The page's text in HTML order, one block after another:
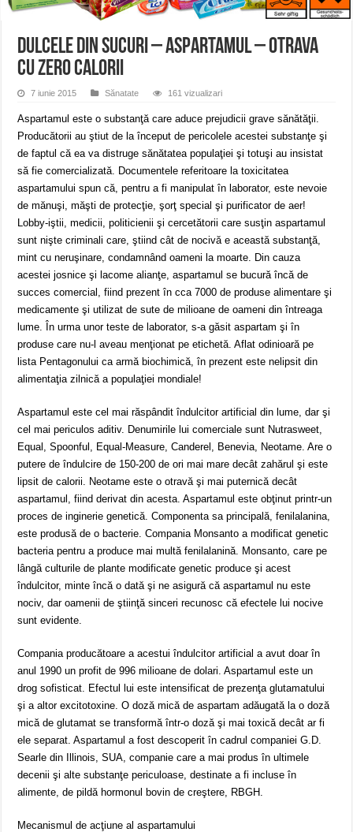
ANUNȚ OPRIRE APĂ în Reșița – avarie – 04.08.2026 – str. Văliugului și
DULCELE DIN SUCURI – ASPARTAMUL – OTRAVA
CU ZERO CALORII
7 iunie 2015 Sănatate 161 vizualizari
Aspartamul este o substanţă care aduce prejudicii grave sănătăţii.
Producătorii au ştiut de la început de pericolele acestei substanţe şi
de faptul că ea va distruge sănătatea populaţiei şi totuşi au insistat
să fie comercializată. Documentele referitoare la toxicitatea
aspartamului spun că, pentru a fi manipulat în laborator, este nevoie
de mănuşi, măşti de protecţie, şorţ special şi purificator de aer!
Lobby-iştii, medicii, politicienii şi cercetătorii care susţin aspartamul
sunt nişte criminali care, ştiind cât de nocivă e această substanţă,
mint cu neruşinare, condamnând oameni la moarte. Din cauza
acestei josnice şi lacome alianţe, aspartamul se bucură încă de
succes comercial, fiind prezent în cca 7000 de produse alimentare şi
medicamente şi utilizat de sute de milioane de oameni din întreaga
lume. În urma unor teste de laborator, s-a găsit aspartam şi în
produse care nu-l aveau menţionat pe etichetă. Aflat odinioară pe
lista Pentagonului ca armă biochimică, în prezent este nelipsit din
alimentaţia zilnică a populaţiei mondiale!
Aspartamul este cel mai răspândit îndulcitor artificial din lume, dar şi
cel mai periculos aditiv. Denumirile lui comerciale sunt Nutrasweet,
Equal, Spoonful, Equal-Measure, Canderel, Benevia, Neotame. Are o
putere de îndulcire de 150-200 de ori mai mare decât zahărul şi este
lipsit de calorii. Neotame este o otravă şi mai puternică decât
aspartamul, fiind derivat din acesta. Aspartamul este obţinut printr-un
proces de inginerie genetică. Componenta sa principală, fenilalanina,
este produsă de o bacterie. Compania Monsanto a modificat genetic
bacteria pentru a produce mai multă fenilalanină. Monsanto, care pe
lângă culturile de plante modificate genetic produce şi acest
îndulcitor, minte încă o dată şi ne asigură că aspartamul nu este
nociv, dar oamenii de ştiinţă sinceri recunosc că efectele lui nocive
sunt evidente.
Compania producătoare a acestui îndulcitor artificial a avut doar în
anul 1990 un profit de 996 milioane de dolari. Aspartamul este un
drog sofisticat. Efectul lui este intensificat de prezenţa glutamatului
şi a altor excitotoxine. O doză mică de aspartam adăugată la o doză
mică de glutamat se transformă într-o doză şi mai toxică decât ar fi
ele separat. Aspartamul a fost descoperit în cadrul companiei G.D.
Searle din Illinois, SUA, companie care a mai produs în ultimele
decenii şi alte substanţe periculoase, destinate a fi incluse în
alimente, de pildă hormonul bovin de creştere, RBGH.
Mecanismul de acţiune al aspartamului